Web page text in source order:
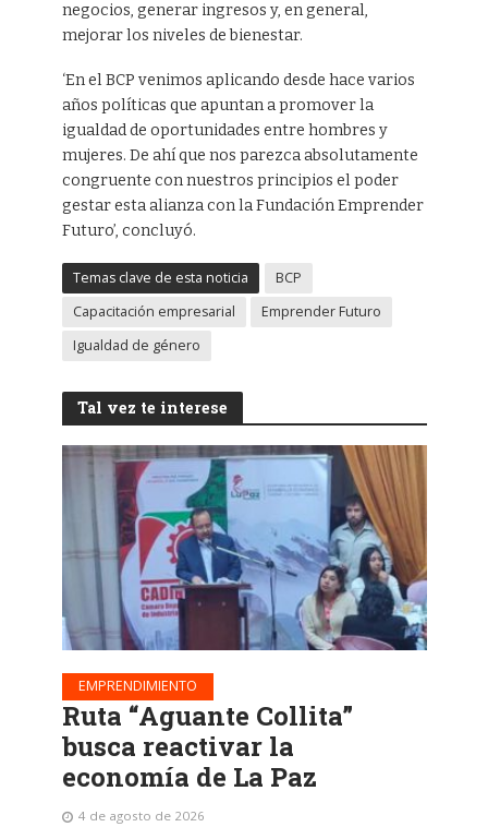
negocios, generar ingresos y, en general,
mejorar los niveles de bienestar.
‘En el BCP venimos aplicando desde hace varios
años políticas que apuntan a promover la
igualdad de oportunidades entre hombres y
mujeres. De ahí que nos parezca absolutamente
congruente con nuestros principios el poder
gestar esta alianza con la Fundación Emprender
Futuro’, concluyó.
Temas clave de esta noticia
BCP
Capacitación empresarial
Emprender Futuro
Igualdad de género
Tal vez te interese
EMPRENDIMIENTO
Ruta “Aguante Collita”
busca reactivar la
economía de La Paz
4 de agosto de 2026